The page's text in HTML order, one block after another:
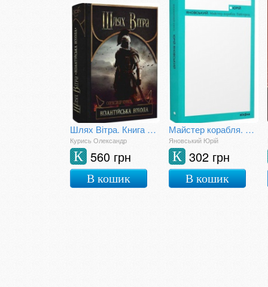
Шлях Вітра. Книга 2. Візантійська віхола
Курись Олександр
560 грн
К
В кошик
Майстер корабля. Байгород
Яновський Юрій
302 грн
К
В кошик